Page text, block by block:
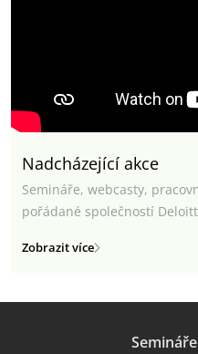
Nadcházející akce
Semináře, webcasty,
pořádané společností
Zobrazit více